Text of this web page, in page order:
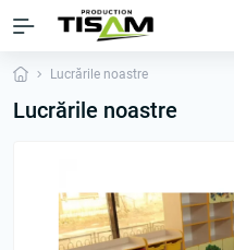
Lucrările noastre
Lucrările noastre